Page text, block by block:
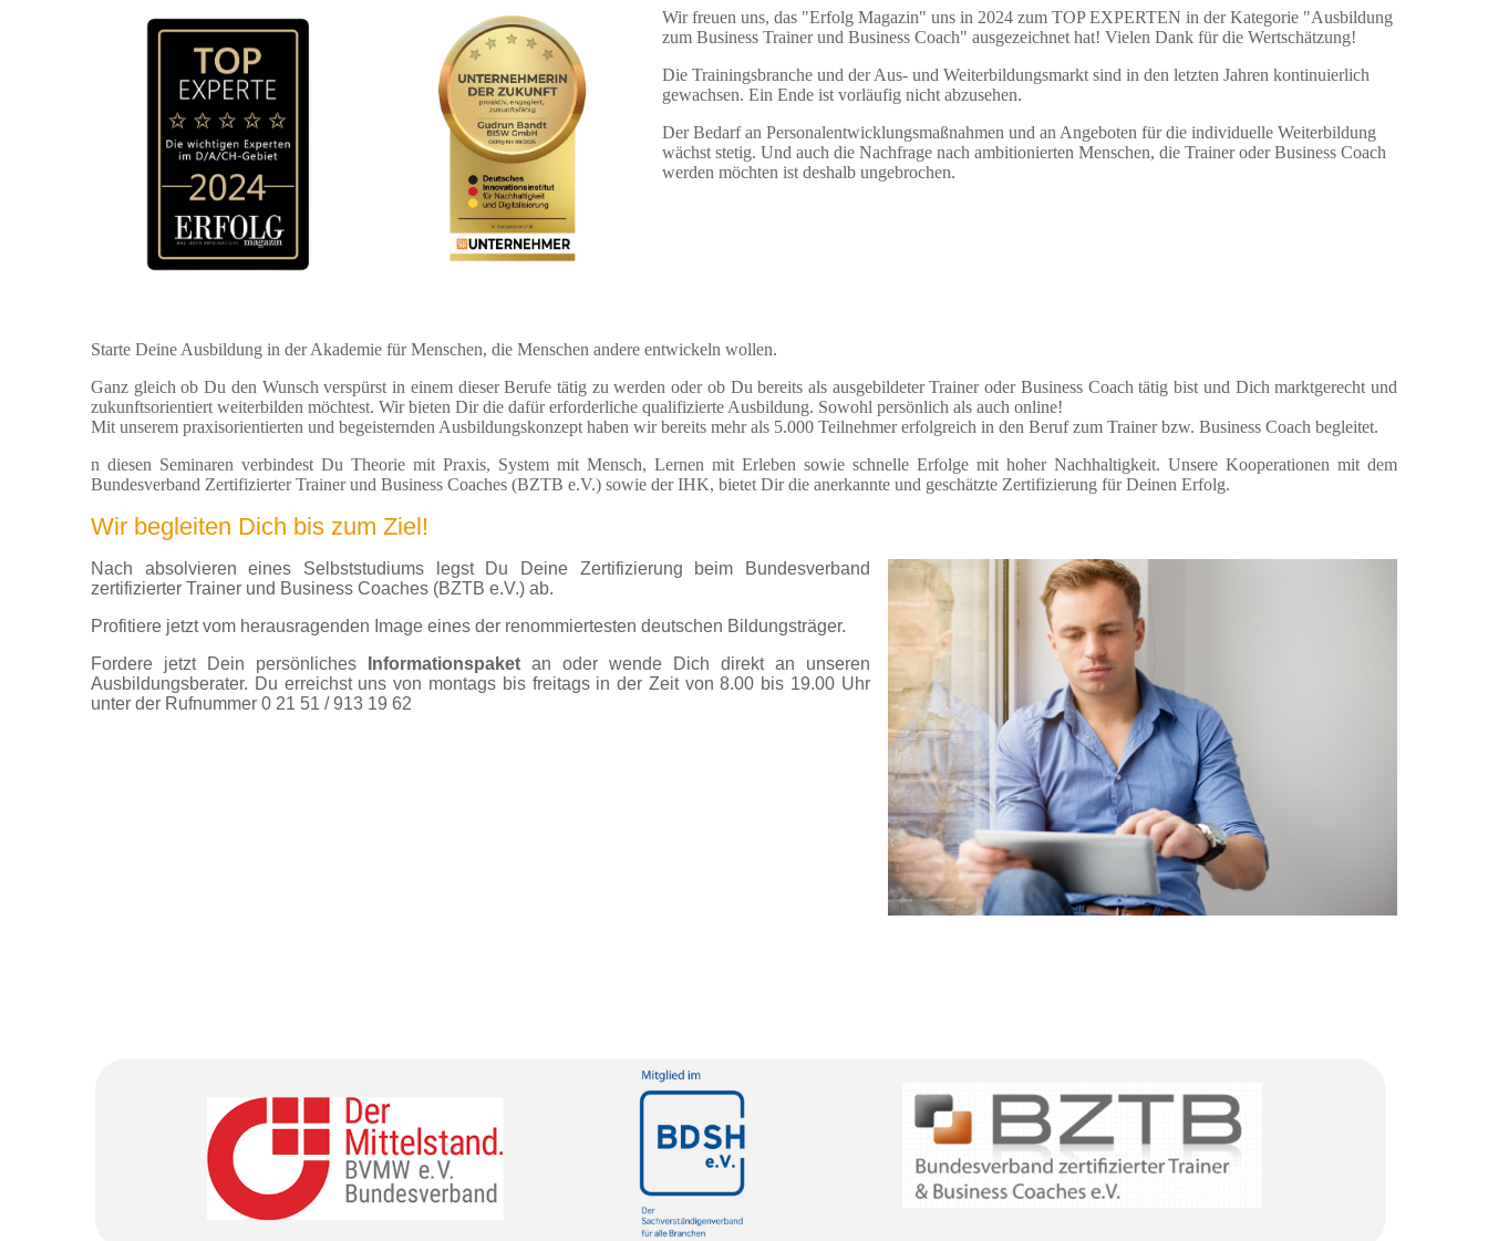
Wir freuen uns, das "Erfolg Magazin" uns in 2024 zum TOP EXPERTEN in der Kategorie "Ausbildung
zum Business Trainer und Business Coach" ausgezeichnet hat! Vielen Dank für die Wertschätzung!
Die Trainingsbranche und der Aus- und Weiterbildungsmarkt sind in den letzten Jahren kontinuierlich
gewachsen. Ein Ende ist vorläufig nicht abzusehen.
Der Bedarf an Personalentwicklungsmaßnahmen und an Angeboten für die individuelle Weiterbildung
wächst stetig. Und auch die Nachfrage nach ambitionierten Menschen, die Trainer oder Business Coach
werden möchten ist deshalb ungebrochen.
Starte Deine Ausbildung in der Akademie für Menschen, die Menschen andere entwickeln wollen.
Ganz gleich ob Du den Wunsch verspürst in einem dieser Berufe tätig zu werden oder ob Du bereits als ausgebildeter Trainer oder Business Coach tätig bist und Dich marktgerecht und
zukunftsorientiert weiterbilden möchtest. Wir bieten Dir die dafür erforderliche qualifizierte Ausbildung. Sowohl persönlich als auch online!
Mit unserem praxisorientierten und begeisternden Ausbildungskonzept haben wir bereits mehr als 5.000 Teilnehmer erfolgreich in den Beruf zum Trainer bzw. Business Coach begleitet.
n diesen Seminaren verbindest Du Theorie mit Praxis, System mit Mensch, Lernen mit Erleben sowie schnelle Erfolge mit hoher Nachhaltigkeit. Unsere Kooperationen mit dem
Bundesverband Zertifizierter Trainer und Business Coaches (BZTB e.V.) sowie der IHK, bietet Dir die anerkannte und geschätzte Zertifizierung für Deinen Erfolg.
Wir begleiten Dich bis zum Ziel!
Nach absolvieren eines Selbststudiums legst Du Deine Zertifizierung beim Bundesverband
zertifizierter Trainer und Business Coaches (BZTB e.V.) ab.
Profitiere jetzt vom herausragenden Image eines der renommiertesten deutschen Bildungsträger.
Fordere jetzt Dein persönliches
Informationspaketan oder wende Dich direkt an unseren
Ausbildungsberater. Du erreichst uns von montags bis freitags in der Zeit von 8.00 bis 19.00 Uhr
unter der Rufnummer 0 21 51 / 913 19 62